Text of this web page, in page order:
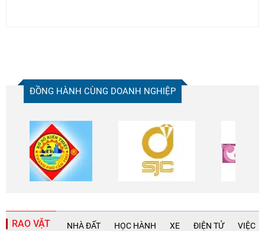
ĐỒNG HÀNH CÙNG DOANH NGHIỆP
RAO VẶT NHÀ ĐẤT HỌC HÀNH XE ĐIỆN TỬ VIỆC